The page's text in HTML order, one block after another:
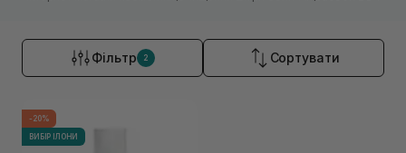
Фільтр 2 Сортувати
-20%
ВИБІР ІЛОНИ